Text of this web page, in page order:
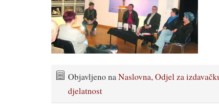
Objavljeno naNaslovna,Odjel za
djelatnost